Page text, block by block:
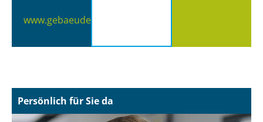
www.gebaeudegruen.info
Persönlich für Sie da